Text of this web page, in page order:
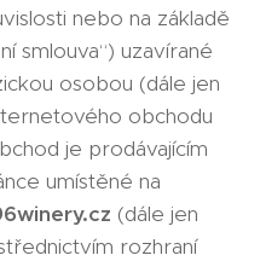
nebo na základě
smlouva“) uzavírané
osobou (dále jen
obchodu
je prodávajícím
umístěné na
(dále jen
rozhraní